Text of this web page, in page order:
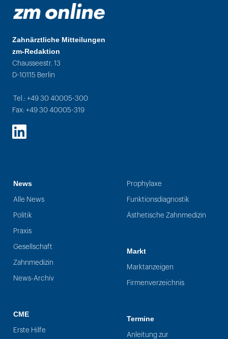
Zahnärztliche Mitteilungen
zm-Redaktion
Chausseestr. 13
D-10115 Berlin
Tel.: +49 30 40005-300
Fax: +49 30 40005-319
LinkedIn
News
Alle News
Politik
Praxis
Gesellschaft
Zahnmedizin
News-Archiv
CME
Erste Hilfe
Prophylaxe
Funktionsdiagnostik
Ästhetische Zahnmedizin
Markt
Marktanzeigen
Firmenverzeichnis
Termine
Anleitung zur